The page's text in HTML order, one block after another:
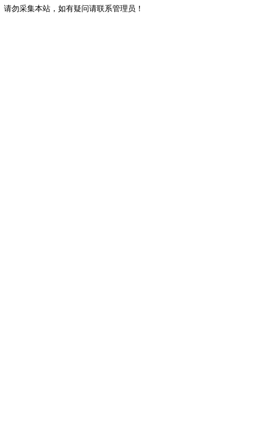
请勿采集本站，如有疑问请联系管理员！